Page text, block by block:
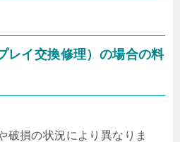
レイ交換修理）の場合の料
破損の状況により異なりま